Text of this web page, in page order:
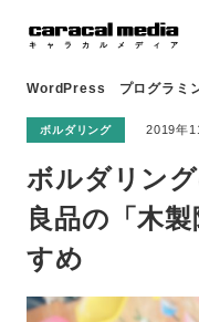
WordPress プログラミ
ボルダリング 2019年
ボルダリン
良品の「木
すめ